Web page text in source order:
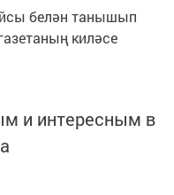
белән танышып
киләсе
и интересным в